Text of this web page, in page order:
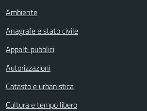
Ambiente
Anagrafe e stato civile
Appalti pubblici
Autorizzazioni
Catasto e urbanistica
Cultura e tempo libero